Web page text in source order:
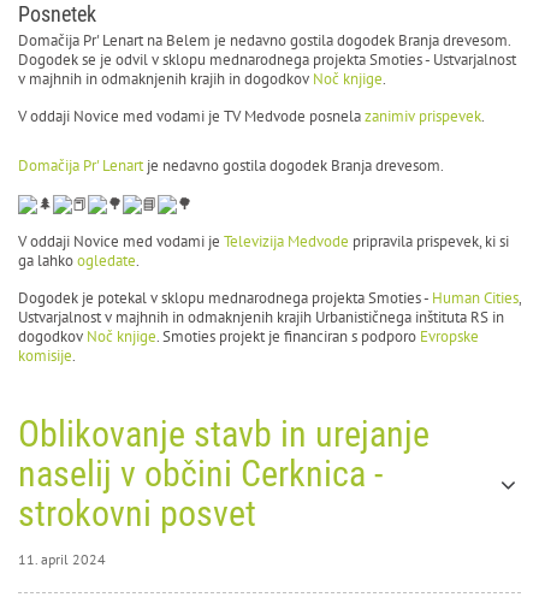
Posnetek
Domačija Pr' Lenart na Belem je nedavno gostila dogodek Branja drevesom.
Dogodek se je odvil v sklopu mednarodnega projekta Smoties - Ustvarjalnost
v majhnih in odmaknjenih krajih in dogodkov Noč knjige.
V oddaji Novice med vodami je TV Medvode posnelazanimiv prispevek.
Domačija Pr' Lenartje nedavno gostila dogodek Branja drevesom.
V oddaji Novice med vodami je Televizija Medvode pripravila prispevek, ki si
ga lahkoogledate.
Dogodek je potekal v sklopu mednarodnega projekta Smoties - Human Cities,
Ustvarjalnost v majhnih in odmaknjenih krajih Urbanističnega inštituta RS in
dogodkov Noč knjige. Smoties projekt je financiran s podporo Evropske
komisije.
Oblikovanje stavb in urejanje
naselij v občini Cerknica -
strokovni posvet
11. april 2024